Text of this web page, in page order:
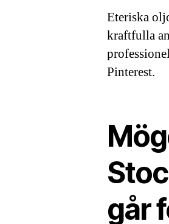
Eteriska
kraftfulla
Pinterest.
går